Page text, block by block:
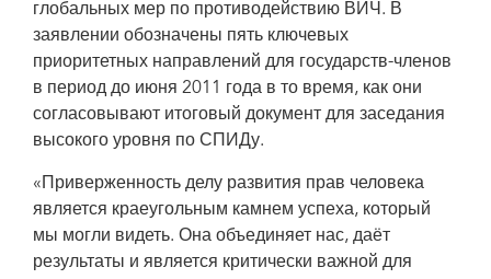
глобальных мер по противодействию ВИЧ. В
заявлении обозначены пять ключевых
приоритетных направлений для государств-членов
в период до июня 2011 года в то время, как они
согласовывают итоговый документ для заседания
высокого уровня по СПИДу.
«Приверженность делу развития прав человека
является краеугольным камнем успеха, который
мы могли видеть. Она объединяет нас, даёт
результаты и является критически важной для